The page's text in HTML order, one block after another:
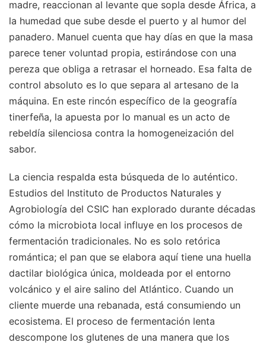
madre, reaccionan al levante que sopla desde África, a
la humedad que sube desde el puerto y al humor del
panadero. Manuel cuenta que hay días en que la masa
parece tener voluntad propia, estirándose con una
pereza que obliga a retrasar el horneado. Esa falta de
control absoluto es lo que separa al artesano de la
máquina. En este rincón específico de la geografía
tinerfeña, la apuesta por lo manual es un acto de
rebeldía silenciosa contra la homogeneización del
sabor.
La ciencia respalda esta búsqueda de lo auténtico.
Estudios del Instituto de Productos Naturales y
Agrobiología del CSIC han explorado durante décadas
cómo la microbiota local influye en los procesos de
fermentación tradicionales. No es solo retórica
romántica; el pan que se elabora aquí tiene una huella
dactilar biológica única, moldeada por el entorno
volcánico y el aire salino del Atlántico. Cuando un
cliente muerde una rebanada, está consumiendo un
ecosistema. El proceso de fermentación lenta
descompone los glutenes de una manera que los